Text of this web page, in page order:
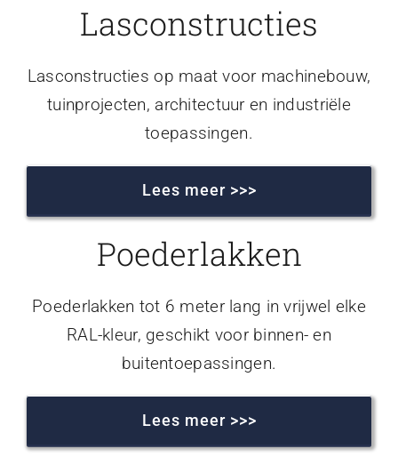
Lasconstructies
Lasconstructies op maat voor machinebouw,
tuinprojecten, architectuur en industriële
toepassingen.
Lees meer >>>
Poederlakken
Poederlakken tot 6 meter lang in vrijwel elke
RAL-kleur, geschikt voor binnen- en
buitentoepassingen.
Lees meer >>>